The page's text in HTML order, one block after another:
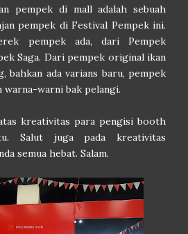
pempek di mall adalah sebuah
pempek di Festival Pempek ini.
pempek ada, dari Pempek
Saga. Dari pempek original ikan
bahkan ada varians baru, pempek
warni bak pelangi.
kreativitas para pengisi booth
Salut juga pada kreativitas
semua hebat. Salam.